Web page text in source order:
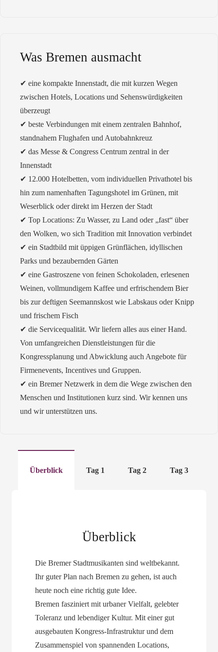
Was Bremen ausmacht
✔︎ eine kompakte Innenstadt, die mit kurzen Wegen
zwischen Hotels, Locations und Sehenswürdigkeiten
überzeugt
✔︎ beste Verbindungen mit einem zentralen Bahnhof,
standnahem Flughafen und Autobahnkreuz
✔︎ das Messe & Congress Centrum zentral in der
Innenstadt
✔︎ 12.000 Hotelbetten, vom individuellen Privathotel bis
hin zum namenhaften Tagungshotel im Grünen, mit
Weserblick oder direkt im Herzen der Stadt
✔︎ Top Locations: Zu Wasser, zu Land oder „fast“ über
den Wolken, wo sich Tradition mit Innovation verbindet
✔︎ ein Stadtbild mit üppigen Grünflächen, idyllischen
Parks und bezaubernden Gärten
✔︎ eine Gastroszene von feinen Schokoladen, erlesenen
Weinen, vollmundigem Kaffee und erfrischendem Bier
bis zur deftigen Seemannskost wie Labskaus oder Knipp
und frischem Fisch
✔︎ die Servicequalität. Wir liefern alles aus einer Hand.
Von umfangreichen Dienstleistungen für die
Kongressplanung und Abwicklung auch Angebote für
Firmenevents, Incentives und Gruppen.
✔︎ ein Bremer Netzwerk in dem die Wege zwischen den
Menschen und Institutionen kurz sind. Wir kennen uns
und wir unterstützen uns.
Überblick Tag 1 Tag 2 Tag 3
Überblick
Die Bremer Stadtmusikanten sind weltbekannt.
Ihr guter Plan nach Bremen zu gehen, ist auch
heute noch eine richtig gute Idee.
Bremen fasziniert mit urbaner Vielfalt, gelebter
Toleranz und lebendiger Kultur. Mit einer gut
ausgebauten Kongress-Infrastruktur und dem
Zusammenspiel von spannenden Locations,